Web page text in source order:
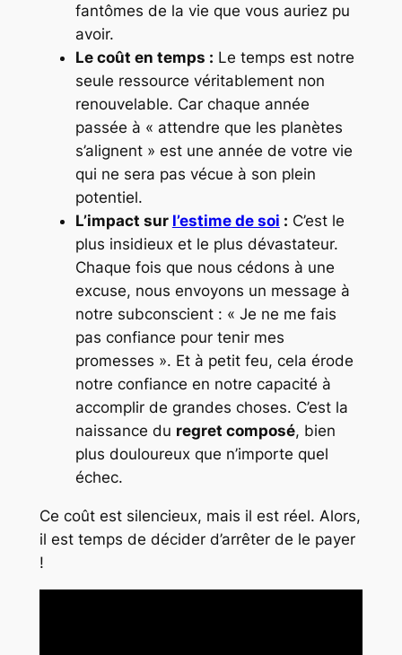
fantômes de la vie que vous auriez pu
avoir.
Le coût en temps : Le temps est notre
seule ressource véritablement non
renouvelable. Car chaque année
passée à « attendre que les planètes
s’alignent » est une année de votre vie
qui ne sera pas vécue à son plein
potentiel.
L’impact sur l’estime de soi : C’est le
plus insidieux et le plus dévastateur.
Chaque fois que nous cédons à une
excuse, nous envoyons un message à
notre subconscient : « Je ne me fais
pas confiance pour tenir mes
promesses ». Et à petit feu, cela érode
notre confiance en notre capacité à
accomplir de grandes choses. C’est la
naissance du regret composé, bien
plus douloureux que n’importe quel
échec.
Ce coût est silencieux, mais il est réel. Alors,
il est temps de décider d’arrêter de le payer
!